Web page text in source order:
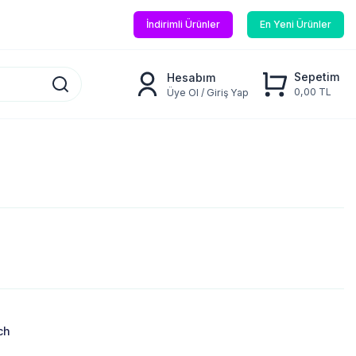
İndirimli Ürünler En Yeni Ürünler
Hesabım
Üye Ol / Giriş Yap
Sepetim
0,00 TL